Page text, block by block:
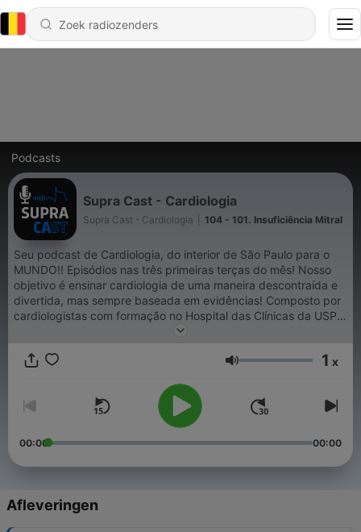
Podcasts
Supra Cast - Cardiologia
Supra Cast - Cardiologia 104 - 101. Insuficiência Mitral
Seu podcast de Cardiologia, do interior de São Paulo para o
MUNDO!! Episódios nas três primeiras terças do mês! Nosso
objetivo é ensinar cardiologia de uma maneira descontraída e
divertida, mas sempre baseada em evidências! Composto por
cardiologistas com formação no Hospital das Clínicas da USP
Volume 1 x
00:00 00:00
Afleveringen